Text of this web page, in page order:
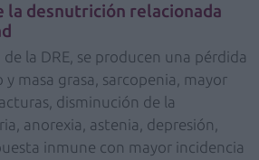
la desnutrición relacionada
la DRE, se producen una pérdida
masa grasa, sarcopenia, mayor
disminución de la
anorexia, astenia, depresión,
inmune con mayor incidencia